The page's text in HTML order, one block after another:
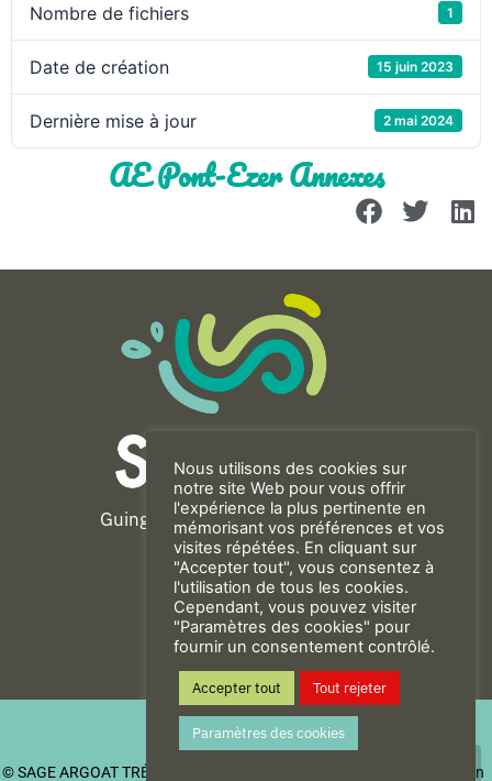
Nombre de fichiers 1
Date de création 15 juin 2023
Dernière mise à jour 2 mai 2024
AE Pont-Ezer Annexes
Mentions Légales
Politique de confidentialité
© SAGE ARGOAT TRÉGOR GOËLO
| Be New - Agence de communication
Guingamp-Paimpol Agglomération
11 rue de la Trinité
22200 GUINGAMP
02 96 40 23 82
CONTACT
Nous utilisons des cookies sur
notre site Web pour vous offrir
l'expérience la plus pertinente en
mémorisant vos préférences et vos
visites répétées. En cliquant sur
"Accepter tout", vous consentez à
l'utilisation de tous les cookies.
Cependant, vous pouvez visiter
"Paramètres des cookies" pour
fournir un consentement contrôlé.
Accepter tout Tout rejeter
Paramètres des cookies